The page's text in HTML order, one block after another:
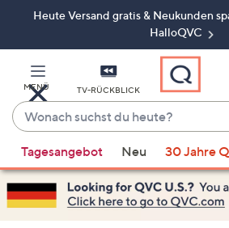
ZumHeute Versand gratis & Neukunden
HalloQVC
MENÜ TV-RÜCKBLICK
Wonach
suchst
du
heute?
Vorschläge
verfügbar
sind,
verwenden
Tagesangebot Neu 30 Jahre